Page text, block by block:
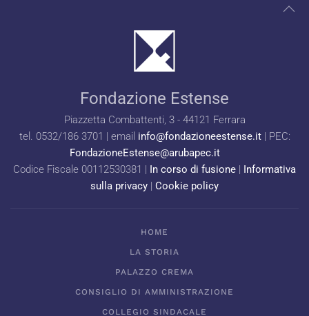
Fondazione Estense
Piazzetta Combattenti, 3 - 44121 Ferrara
tel. 0532/186 3701 | email info@fondazioneestense.it| PEC:
FondazioneEstense@arubapec.it
Codice Fiscale 00112530381 | In corso di fusione | Informativa
sulla privacy | Cookie policy
HOME
LA STORIA
PALAZZO CREMA
CONSIGLIO DI AMMINISTRAZIONE
COLLEGIO SINDACALE